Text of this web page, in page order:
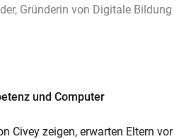
Gründerin von Digitale Bildung
und Computer
Civey zeigen, erwarten Eltern vor